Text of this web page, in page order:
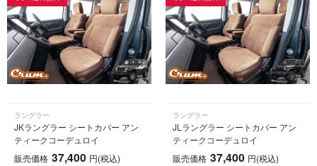
ラングラー
JKラングラー シートカバー アン
ティークコーデュロイ
販売価格 37,400 円(税込)
ラングラー
JLラングラー シートカバー アン
ティークコーデュロイ
販売価格 37,400 円(税込)